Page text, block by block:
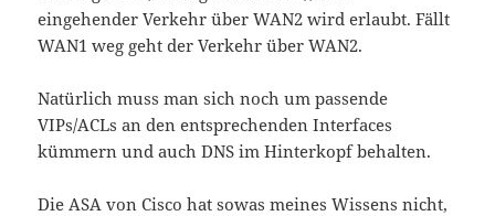
eingehender Verkehr über WAN2 wird erlaubt. Fällt
WAN1 weg geht der Verkehr über WAN2.
Natürlich muss man sich noch um passende
VIPs/ACLs an den entsprechenden Interfaces
kümmern und auch DNS im Hinterkopf behalten.
Die ASA von Cisco hat sowas meines Wissens nicht,